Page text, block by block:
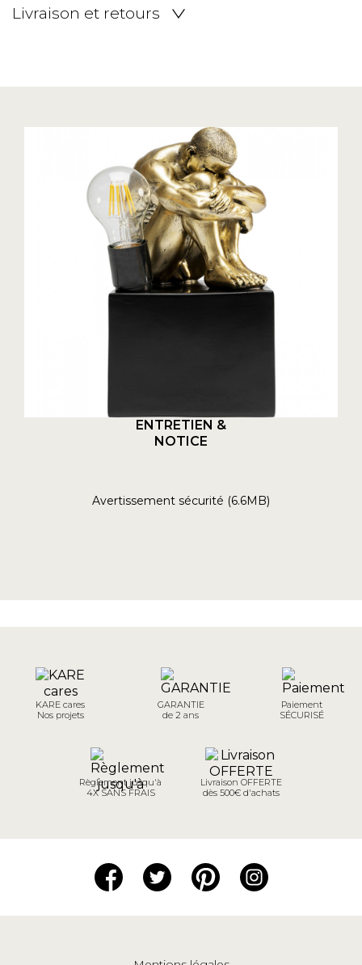
Livraison et retours
ENTRETIEN &
NOTICE
Avertissement sécurité (6.6MB)
KARE cares
Nos projets
GARANTIE
de 2 ans
Paiement
SÉCURISÉ
Règlement jusqu'à
4X SANS FRAIS
Livraison OFFERTE
dès 500€ d'achats